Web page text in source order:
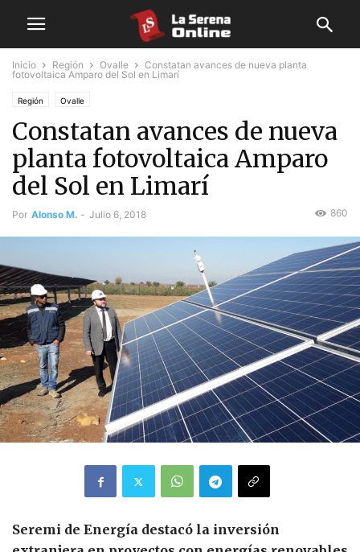
Inicio Región Ovalle
Constatan avances de nueva planta
fotovoltaica Amparo del Sol en Limarí
Región Ovalle
Constatan avances de nueva
planta fotovoltaica Amparo
del Sol en Limarí
Por Alonso M. - Julio 6, 2018 860
Seremi de Energía destacó la inversión